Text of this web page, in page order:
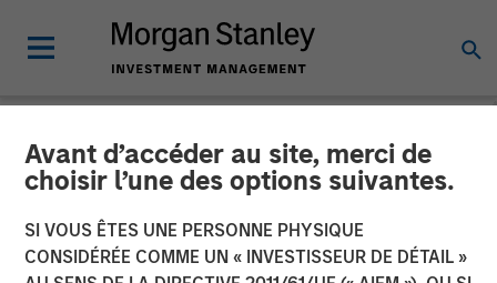
Avant d’accéder au site, merci de
choisir l’une des options suivantes.
SI VOUS ÊTES UNE PERSONNE PHYSIQUE
CONSIDÉRÉE COMME UN « INVESTISSEUR DE DÉTAIL »
NEWSROOM
Press Release to the
Announcement pursuant to